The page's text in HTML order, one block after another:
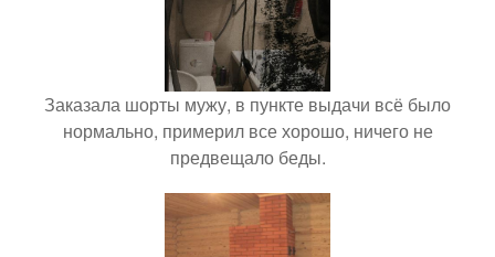
Заказала шорты мужу, в пункте выдачи всё было
нормально, примерил все хорошо, ничего не
предвещало беды.